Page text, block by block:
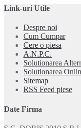
Link-uri Utile
Despre noi
Cum Cumpar
Cere o piesa
A.N.P.C.
Solutionarea
Solutionarea
Sitemap
RSS Feed piese
Date Firma